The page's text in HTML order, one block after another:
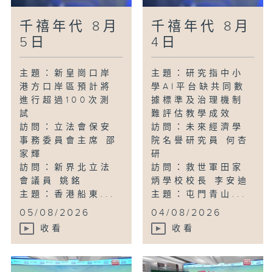
千禧年代 8月
5日
主題：新皇崗口岸
港方口岸區預計將
進行超過100次測
試
訪問：立法會保安
事務委員會主席 邵
家輝
訪問：新界北立法
會議員 姚銘
主題：香港船東...
05/08/2026
收看
千禧年代 8月
4日
主題：研究指中小
學AI平台缺共同數
據標準及治理機制
難評估教學成效
訪問：未來經濟學
院名譽研究員 何杏
研
訪問：救世軍田家
炳學校校長 李安迪
主題：屯門青山...
04/08/2026
收看